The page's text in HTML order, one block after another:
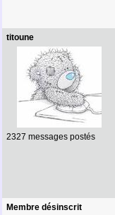
titoune
2327 messages postés
Membre désinscrit